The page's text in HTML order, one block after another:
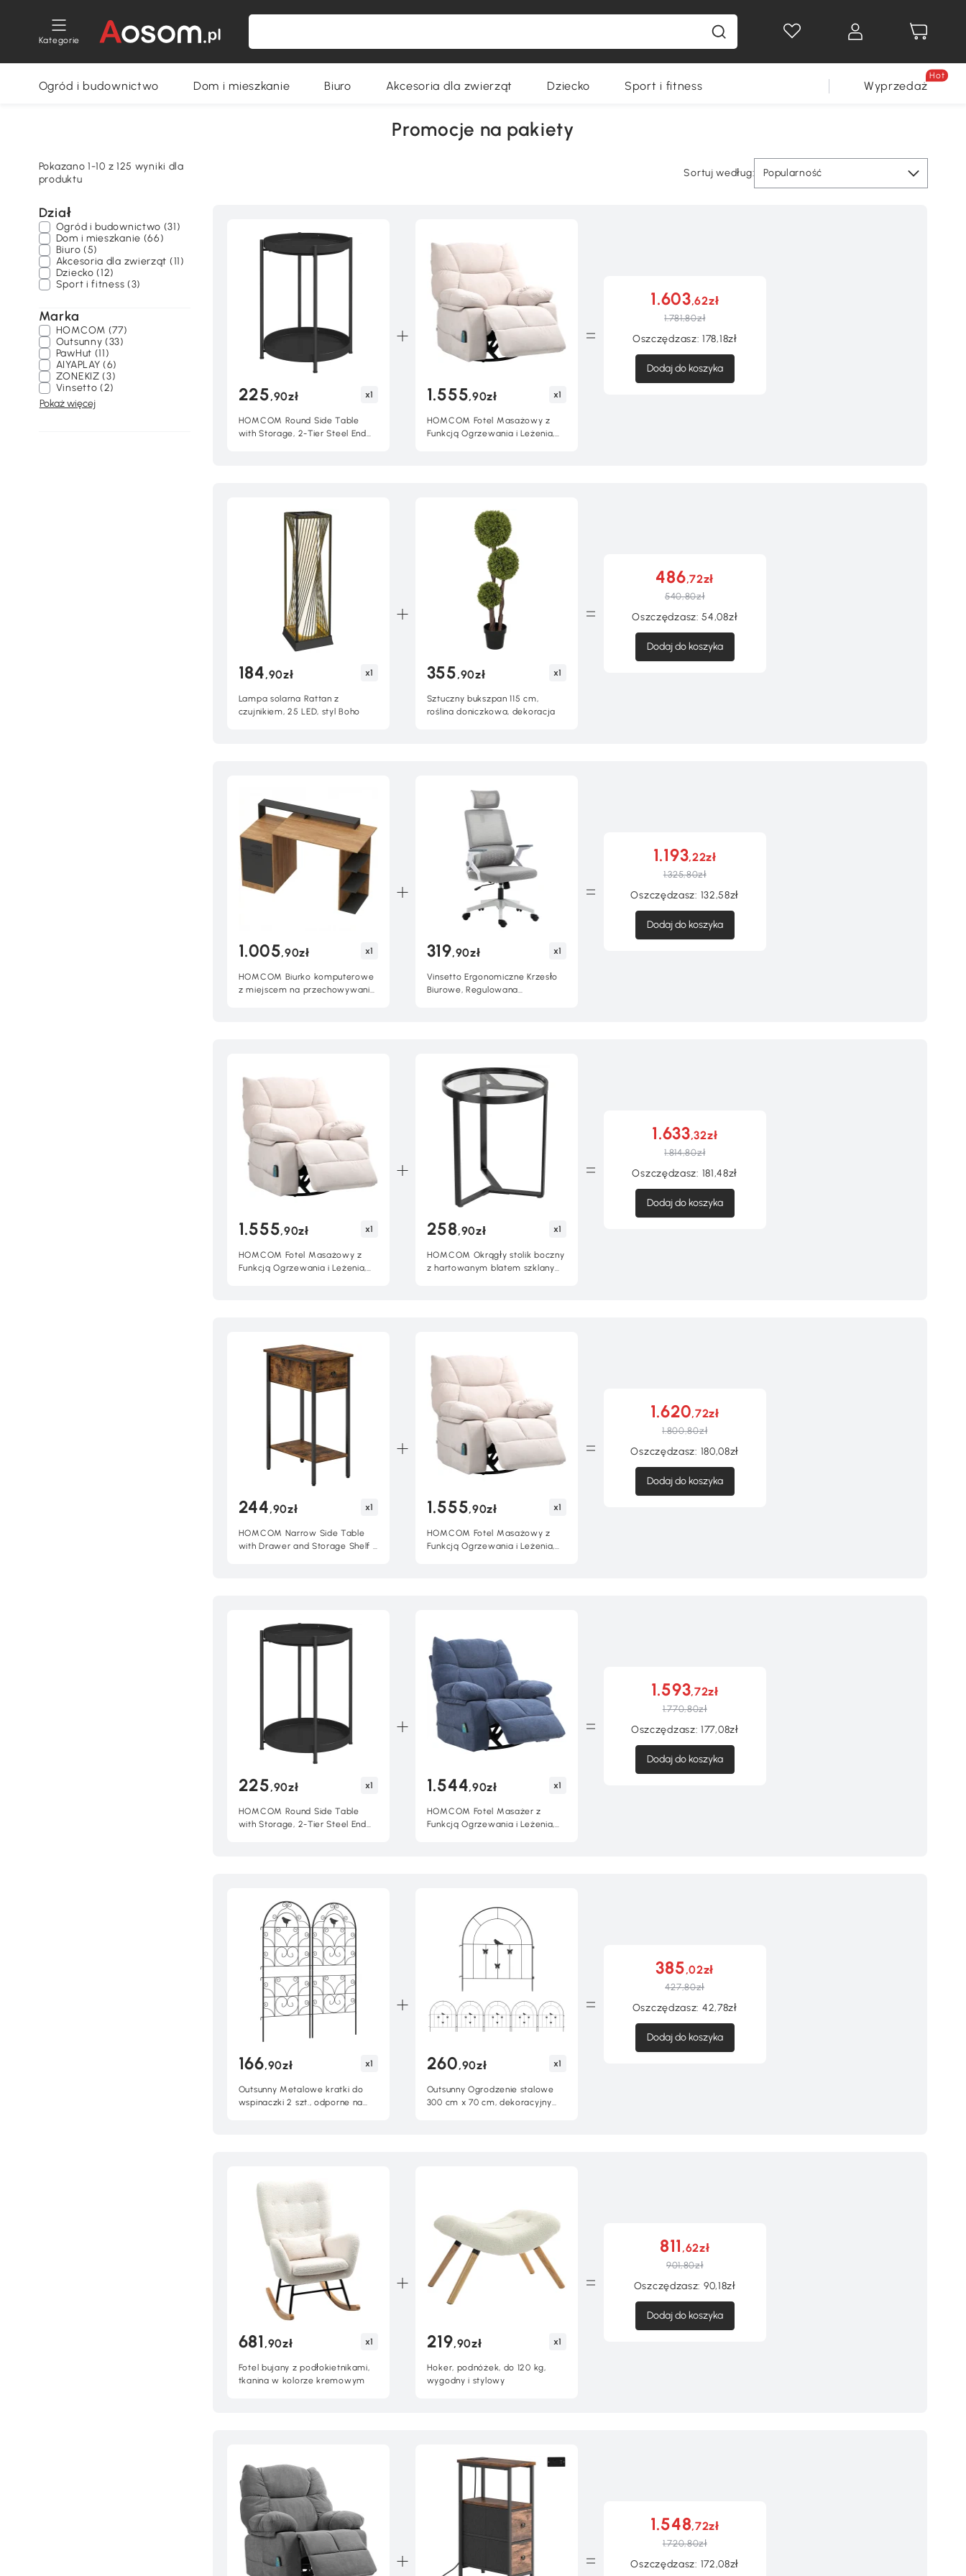
Kategorie
Ogród i budownictwo Dom i mieszkanie Biuro Akcesoria dla zwierząt Dziecko Sport i fitness Wyprzedaż
Hot
Promocje na pakiety
Pokazano 1-10 z 125 wyniki dla
produktu
Sortuj według: Popularność
Dział
Ogród i budownictwo (31)
Dom i mieszkanie (66)
Biuro (5)
Akcesoria dla zwierząt (11)
Dziecko (12)
Sport i fitness (3)
Marka
HOMCOM (77)
Outsunny (33)
PawHut (11)
AIYAPLAY (6)
ZONEKIZ (3)
Vinsetto (2)
Pokaż więcej
225,90zł x1
HOMCOM Round Side Table
with Storage, 2-Tier Steel End
1.555,90zł x1
HOMCOM Fotel Masażowy z
Funkcją Ogrzewania i Leżenia,
1.603,62zł
1.781,80zł
Oszczędzasz:178,18zł
Dodaj do koszyka
184,90zł x1
Lampa solarna Rattan z
czujnikiem, 25 LED, styl Boho
355,90zł x1
Sztuczny bukszpan 115 cm,
roślina doniczkowa, dekoracja
486,72zł
540,80zł
Oszczędzasz:54,08zł
Dodaj do koszyka
1.005,90zł x1
HOMCOM Biurko komputerowe
z miejscem na przechowywanie
319,90zł x1
Vinsetto Ergonomiczne Krzesło
Biurowe, Regulowana
1.193,22zł
1.325,80zł
Oszczędzasz: 132,58zł
Dodaj do koszyka
1.555,90zł x1
HOMCOM Fotel Masażowy z
Funkcją Ogrzewania i Leżenia,
258,90zł x1
HOMCOM Okrągły stolik boczny
z hartowanym blatem szklanym
1.633,32zł
1.814,80zł
Oszczędzasz: 181,48zł
Dodaj do koszyka
244,90zł x1
HOMCOM Narrow Side Table
with Drawer and Storage Shelf -
1.555,90zł x1
HOMCOM Fotel Masażowy z
Funkcją Ogrzewania i Leżenia,
1.620,72zł
1.800,80zł
Oszczędzasz: 180,08zł
Dodaj do koszyka
225,90zł x1
HOMCOM Round Side Table
with Storage, 2-Tier Steel End
1.544,90zł x1
HOMCOM Fotel Masażer z
Funkcją Ogrzewania i Leżenia,
1.593,72zł
1.770,80zł
Oszczędzasz:177,08zł
Dodaj do koszyka
166,90zł x1
Outsunny Metalowe kratki do
wspinaczki 2 szt., odporne na
260,90zł x1
Outsunny Ogrodzenie stalowe
300 cm x 70 cm, dekoracyjny
385,02zł
427,80zł
Oszczędzasz: 42,78zł
Dodaj do koszyka
681 ,90zł x1
Fotel bujany z podłokietnikami,
tkanina w kolorze kremowym
219,90zł x1
Hoker, podnóżek, do 120 kg,
wygodny i stylowy
811 ,62zł
901,80zł
Oszczędzasz: 90,18zł
Dodaj do koszyka
1.548,72zł
1.720,80zł
Oszczędzasz: 172,08zł